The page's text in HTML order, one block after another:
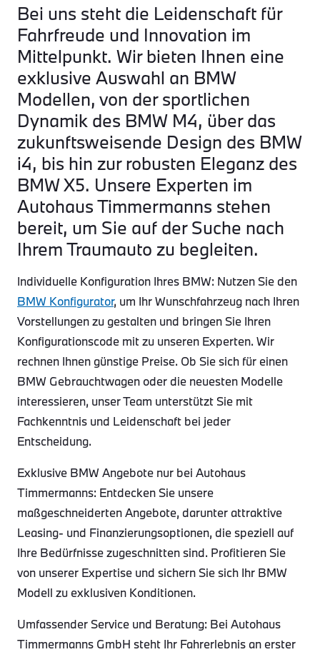
Bei uns steht die Leidenschaft für
Fahrfreude und Innovation im
Mittelpunkt. Wir bieten Ihnen eine
exklusive Auswahl an BMW
Modellen, von der sportlichen
Dynamik des BMW M4, über das
zukunftsweisende Design des BMW
i4, bis hin zur robusten Eleganz des
BMW X5. Unsere Experten im
Autohaus Timmermanns stehen
bereit, um Sie auf der Suche nach
Ihrem Traumauto zu begleiten.
Individuelle Konfiguration Ihres BMW: Nutzen Sie den
BMW Konfigurator, um Ihr Wunschfahrzeug nach Ihren
Vorstellungen zu gestalten und bringen Sie Ihren
Konfigurationscode mit zu unseren Experten. Wir
rechnen Ihnen günstige Preise. Ob Sie sich für einen
BMW Gebrauchtwagen oder die neuesten Modelle
interessieren, unser Team unterstützt Sie mit
Fachkenntnis und Leidenschaft bei jeder
Entscheidung.
Exklusive BMW Angebote nur bei Autohaus
Timmermanns: Entdecken Sie unsere
maßgeschneiderten Angebote, darunter attraktive
Leasing- und Finanzierungsoptionen, die speziell auf
Ihre Bedürfnisse zugeschnitten sind. Profitieren Sie
von unserer Expertise und sichern Sie sich Ihr BMW
Modell zu exklusiven Konditionen.
Umfassender Service und Beratung: Bei Autohaus
Timmermanns GmbH steht Ihr Fahrerlebnis an erster